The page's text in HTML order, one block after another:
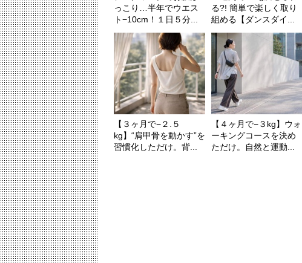
っこり…半年でウエス
ト−10cm！１日５分...
る?! 簡単で楽しく取り
組める【ダンスダイ...
【３ヶ月で−２.５
kg】“肩甲骨を動かす”を
習慣化しただけ。背...
【４ヶ月で−３kg】ウォ
ーキングコースを決め
ただけ。自然と運動...